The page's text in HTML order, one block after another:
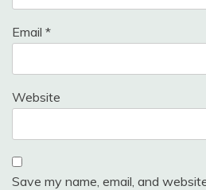
Email *
Website
Save my name, email, and